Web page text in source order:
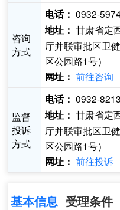
咨询
方式
电话： 0932-
地址： 甘肃省定
厅并联审批区卫
区公园路1号）
网址： 前往咨询
监督
投诉
方式
电话： 0932-
地址： 甘肃省定
厅并联审批区卫
区公园路1号）
网址： 前往投诉
基本信息 受理条件